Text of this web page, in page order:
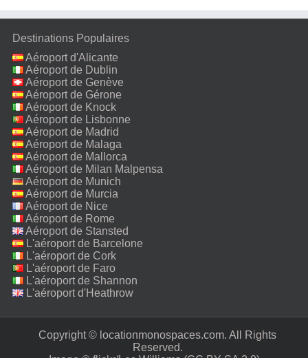
Destinations Populaires
Aéroport d'Alicante
Aéroport de Dublin
Aéroport de Genève
Aéroport de Gérone
Aéroport de Knock
Aéroport de Lisbonne
Aéroport de Madrid
Aéroport de Malaga
Aéroport de Mallorca
Aéroport de Milan Malpensa
Aéroport de Munich
Aéroport de Murcia
Aéroport de Nice
Aéroport de Rome
Fiumicino
Aéroport de Stansted
L'aéroport de Barcelone
L'aéroport de Cork
L'aéroport de Faro
L'aéroport de Shannon
L'aéroport d'Heathrow
Copyright © locationmonospaces.com. All Rights
Reserved.‎